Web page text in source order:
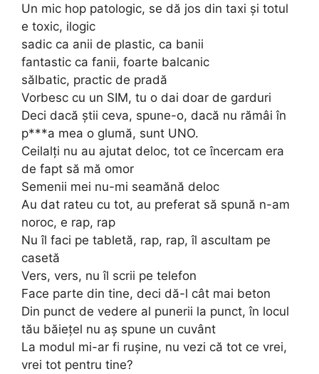
Un mic hop patologic, se dă jos din taxi și totul
e toxic, ilogic
sadic ca anii de plastic, ca banii
fantastic ca fanii, foarte balcanic
sălbatic, practic de pradă
Vorbesc cu un SIM, tu o dai doar de garduri
Deci dacă știi ceva, spune-o, dacă nu rămâi în
p***a mea o glumă, sunt UNO.
Ceilalți nu au ajutat deloc, tot ce încercam era
de fapt să mă omor
Semenii mei nu-mi seamănă deloc
Au dat rateu cu tot, au preferat să spună n-am
noroc, e rap, rap
Nu îl faci pe tabletă, rap, rap, îl ascultam pe
casetă
Vers, vers, nu îl scrii pe telefon
Face parte din tine, deci dă-l cât mai beton
Din punct de vedere al punerii la punct, în locul
tău băiețel nu aș spune un cuvânt
La modul mi-ar fi rușine, nu vezi că tot ce vrei,
vrei tot pentru tine?